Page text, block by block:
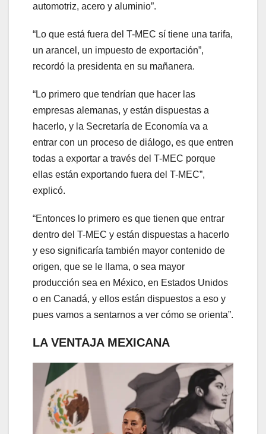
automotriz, acero y aluminio”.
“Lo que está fuera del T-MEC sí tiene una tarifa,
un arancel, un impuesto de exportación”,
recordó la presidenta en su mañanera.
“Lo primero que tendrían que hacer las
empresas alemanas, y están dispuestas a
hacerlo, y la Secretaría de Economía va a
entrar con un proceso de diálogo, es que entren
todas a exportar a través del T-MEC porque
ellas están exportando fuera del T-MEC”,
explicó.
“Entonces lo primero es que tienen que entrar
dentro del T-MEC y están dispuestas a hacerlo
y eso significaría también mayor contenido de
origen, que se le llama, o sea mayor
producción sea en México, en Estados Unidos
o en Canadá, y ellos están dispuestos a eso y
pues vamos a sentarnos a ver cómo se orienta”.
LA VENTAJA MEXICANA